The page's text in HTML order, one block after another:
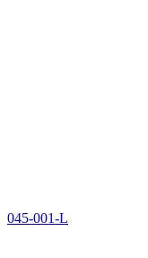
045-001-L